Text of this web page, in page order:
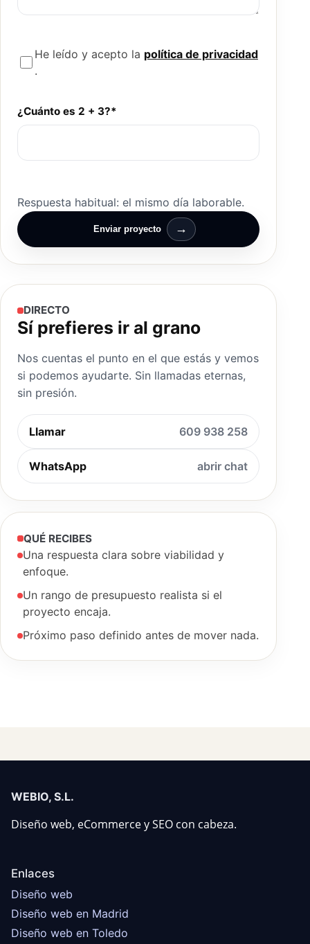
He leído y acepto la política de privacidad
.
¿Cuánto es 2 + 3?*
Respuesta habitual: el mismo día laborable.
Enviar proyecto →
DIRECTO
Sí prefieres ir al grano
Nos cuentas el punto en el que estás y vemos
si podemos ayudarte. Sin llamadas eternas,
sin presión.
Llamar 609 938 258
WhatsApp abrir chat
QUÉ RECIBES
Una respuesta clara sobre viabilidad y
enfoque.
Un rango de presupuesto realista si el
proyecto encaja.
Próximo paso definido antes de mover nada.
WEBIO, S.L.
Diseño web, eCommerce y SEO con cabeza.
Enlaces
Diseño web
Diseño web en Madrid
Diseño web en Toledo